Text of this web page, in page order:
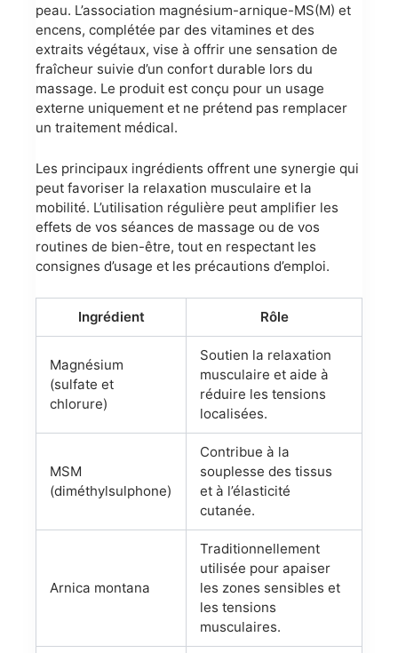
peau. L’association magnésium-arnique-MS(M) et
encens, complétée par des vitamines et des
extraits végétaux, vise à offrir une sensation de
fraîcheur suivie d’un confort durable lors du
massage. Le produit est conçu pour un usage
externe uniquement et ne prétend pas remplacer
un traitement médical.
Les principaux ingrédients offrent une synergie qui
peut favoriser la relaxation musculaire et la
mobilité. L’utilisation régulière peut amplifier les
effets de vos séances de massage ou de vos
routines de bien-être, tout en respectant les
consignes d’usage et les précautions d’emploi.
Ingrédient Rôle
Magnésium
(sulfate et
chlorure)
Soutien la relaxation
musculaire et aide à
réduire les tensions
localisées.
MSM
(diméthylsulphone)
Contribue à la
souplesse des tissus
et à l’élasticité
cutanée.
Arnica montana
Traditionnellement
utilisée pour apaiser
les zones sensibles et
les tensions
musculaires.